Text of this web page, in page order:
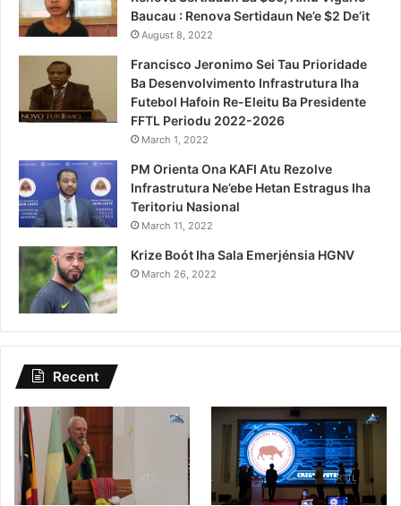
Baucau : Renova Sertidaun Ne’e $2 De’it
August 8, 2022
Francisco Jeronimo Sei Tau Prioridade
Ba Desenvolvimento Infrastrutura Iha
Futebol Hafoin Re-Eleitu Ba Presidente
FFTL Periodu 2022-2026
March 1, 2022
PM Orienta Ona KAFI Atu Rezolve
Infrastrutura Ne’ebe Hetan Estragus Iha
Teritoriu Nasional
March 11, 2022
Krize Boót Iha Sala Emerjénsia HGNV
March 26, 2022
Recent